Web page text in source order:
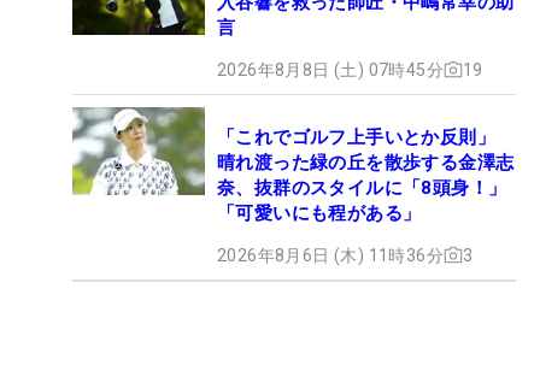
言
2026年8月8日 (土) 07時45分 19
「これでゴルフ上手いとか反則」
晴れ渡った緑の丘を散歩する金澤志
奈、抜群のスタイルに「8頭身！」
「可愛いにも程がある」
2026年8月6日 (木) 11時36分 3